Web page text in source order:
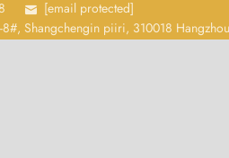
[email protected]
8#, Shangchengin piiri, 310018 Hangzhou